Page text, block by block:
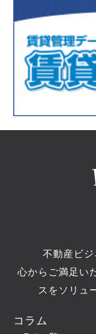
不動産ビジ
心からご満足い
スをソリュ
コラム